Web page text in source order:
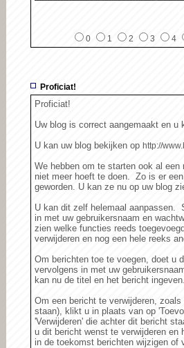
0 1 2 3 4
Proficiat!
Proficiat!
Uw blog is correct aangemaakt en
U kan uw blog bekijken op http://
We hebben om te starten ook al
niet meer hoeft te doen. Zo is er
geworden. U kan ze nu op uw blog
U kan dit zelf helemaal aanpassen.
in met uw gebruikersnaam en
zien welke functies reeds
verwijderen en nog een hele reeks
Om berichten toe te voegen, doet
vervolgens in met uw
kan nu de titel en het bericht
Om een bericht te verwijderen,
staan), klikt u in plaats van op
'Verwijderen' die achter dit bericht
u dit bericht wenst te verwijderen
in de toekomst berichten wijzigen of